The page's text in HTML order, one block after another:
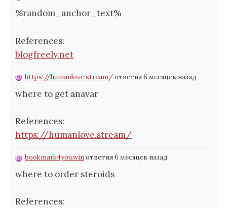
%random_anchor_text%
References:
blogfreely.net
https://humanlove.stream/ответил 6 месяцев назад
where to get anavar
References:
https://humanlove.stream/
bookmark4you.winответил 6 месяцев назад
where to order steroids
References: